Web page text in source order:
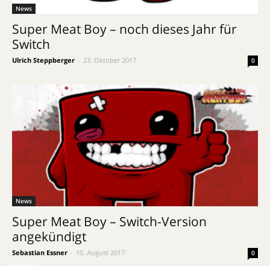
News
Super Meat Boy – noch dieses Jahr für
Switch
Ulrich Steppberger 23. Oktober 2017 0
News
Super Meat Boy – Switch-Version
angekündigt
Sebastian Essner 10. August 2017 0